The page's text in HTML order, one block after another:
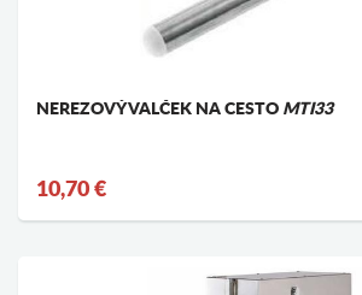
NEREZOVÝ VALČEK NA CESTO MTI33
10,70 €